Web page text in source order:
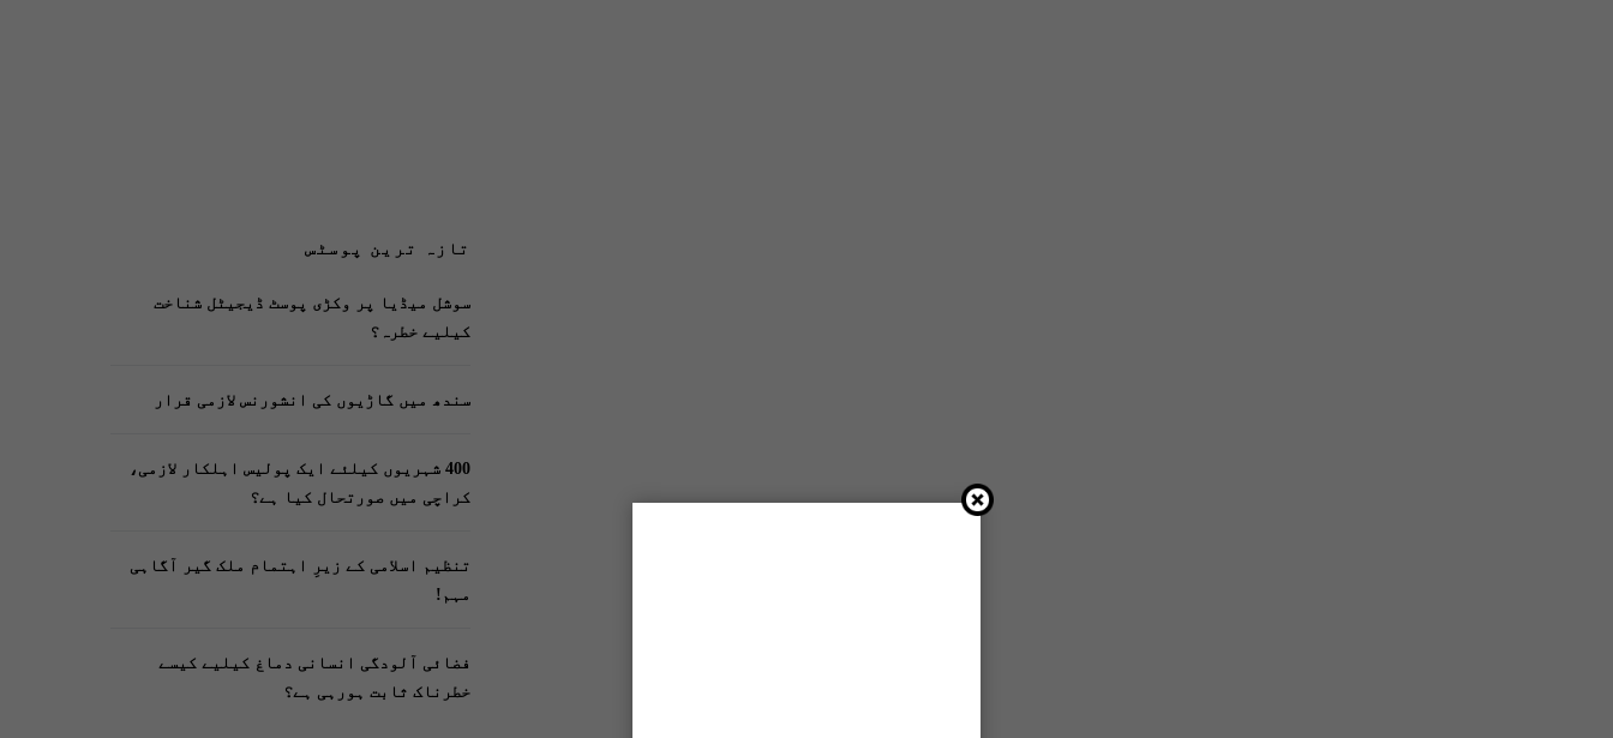
تازہ ترین پوسٹس
سوشل میڈیا پر وکڑی پوسٹ ڈیجیٹل شناخت
کیلیے خطرہ؟
سندھ میں گاڑیوں کی انشورنس لازمی قرار
400 شہریوں کیلئے ایک پولیس اہلکار لازمی،
کراچی میں صورتحال کیا ہے؟
تنظیم اسلامی کے زیرِ اہتمام ملک گیر آگاہی
مہم!
فضائی آلودگی انسانی دماغ کیلیے کیسے
خطرناک ثابت ہورہی ہے؟